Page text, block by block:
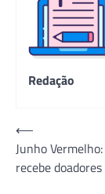
Redação
Navegação
de
Post
⟵
Junho
recebe